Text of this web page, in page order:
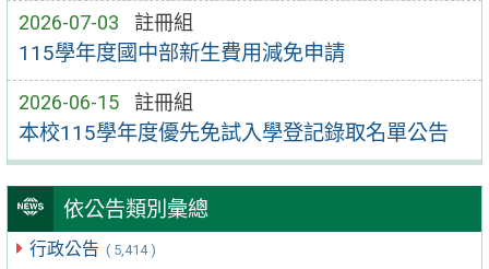
2026-07-03 註冊組
115學年度國中部新生費用減免申請
2026-06-15 註冊組
本校115學年度優先免試入學登記錄取名單公告
依公告類別彙總
行政公告 ( 5,414 )